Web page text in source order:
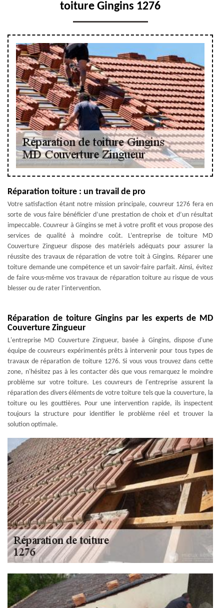
toiture Gingins 1276
Réparation toiture : un travail de pro
Votre satisfaction étant notre mission principale, couvreur 1276 fera en
sorte de vous faire bénéficier d’une prestation de choix et d’un résultat
impeccable. Couvreur à Gingins se met à votre profit et vous propose des
services de qualité à moindre coût. L’entreprise de toiture MD
Couverture Zingueur dispose des matériels adéquats pour assurer la
réussite des travaux de réparation de votre toit à Gingins. Réparer une
toiture demande une compétence et un savoir-faire parfait. Ainsi, évitez
de faire vous-même vos travaux de réparation toiture au risque de vous
blesser ou de rater l’intervention.
Réparation de toiture Gingins par les experts de MD
Couverture Zingueur
L'entreprise MD Couverture Zingueur, basée à Gingins, dispose d'une
équipe de couvreurs expérimentés prêts à intervenir pour tous types de
travaux de réparation de toiture 1276. Si vous vous trouvez dans cette
zone, n'hésitez pas à les contacter dès que vous remarquez le moindre
problème sur votre toiture. Les couvreurs de l'entreprise assurent la
réparation des divers éléments de votre toiture tels que la couverture, la
toiture ou les gouttières. Pour une intervention rapide, ils inspectent
toujours la structure pour identifier le problème réel et trouver la
solution optimale.